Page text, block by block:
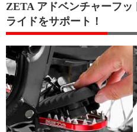
ZETA アドベンチャーフ
ライドをサポート！